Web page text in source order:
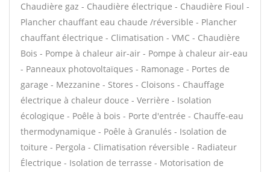
Chaudière gaz - Chaudière électrique - Chaudière Fioul -
Plancher chauffant eau chaude /réversible - Plancher
chauffant électrique - Climatisation - VMC - Chaudière
Bois - Pompe à chaleur air-air - Pompe à chaleur air-eau
- Panneaux photovoltaïques - Ramonage - Portes de
garage - Mezzanine - Stores - Cloisons - Chauffage
électrique à chaleur douce - Verrière - Isolation
écologique - Poêle à bois - Porte d'entrée - Chauffe-eau
thermodynamique - Poêle à Granulés - Isolation de
toiture - Pergola - Climatisation réversible - Radiateur
Électrique - Isolation de terrasse - Motorisation de